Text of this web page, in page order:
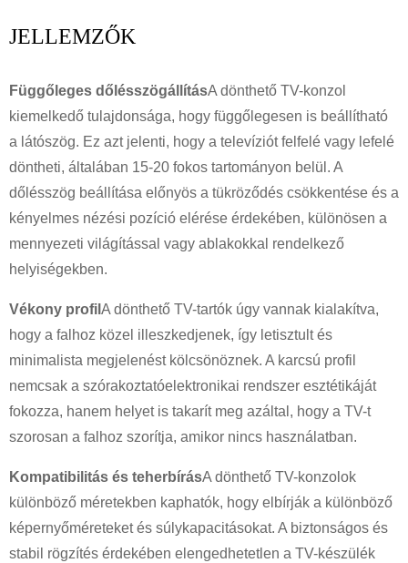
JELLEMZŐK
Függőleges dőlésszögállításA dönthető TV-konzol
kiemelkedő tulajdonsága, hogy függőlegesen is beállítható
a látószög. Ez azt jelenti, hogy a televíziót felfelé vagy lefelé
döntheti, általában 15-20 fokos tartományon belül. A
dőlésszög beállítása előnyös a tükröződés csökkentése és a
kényelmes nézési pozíció elérése érdekében, különösen a
mennyezeti világítással vagy ablakokkal rendelkező
helyiségekben.
Vékony profil A dönthető TV-tartók úgy vannak kialakítva,
hogy a falhoz közel illeszkedjenek, így letisztult és
minimalista megjelenést kölcsönöznek. A karcsú profil
nemcsak a szórakoztatóelektronikai rendszer esztétikáját
fokozza, hanem helyet is takarít meg azáltal, hogy a TV-t
szorosan a falhoz szorítja, amikor nincs használatban.
Kompatibilitás és teherbírásA dönthető TV-konzolok
különböző méretekben kaphatók, hogy elbírják a különböző
képernyőméreteket és súlykapacitásokat. A biztonságos és
stabil rögzítés érdekében elengedhetetlen a TV-készülék
×
KÉRÉS BENYÚJTÁSA